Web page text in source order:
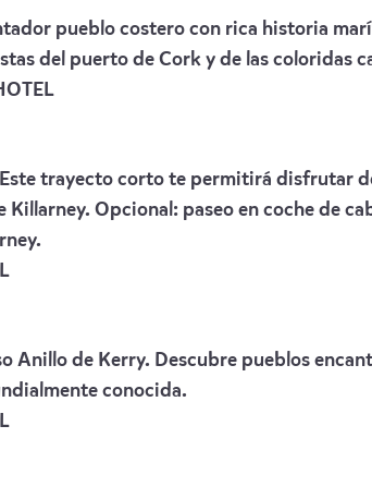
pueblo costero con rica historia
del puerto de Cork y de las coloridas
trayecto corto te permitirá disfrutar
Killarney. Opcional: paseo en coche de
Anillo de Kerry. Descubre pueblos
conocida.